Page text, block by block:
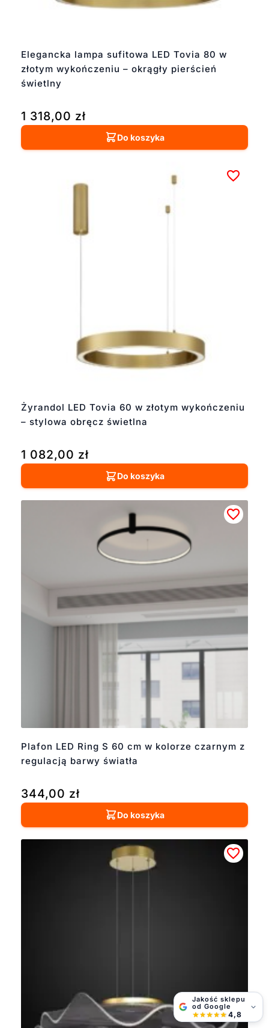
Elegancka lampa sufitowa LED Tovia 80 w
złotym wykończeniu – okrągły pierścień
świetlny
1 318,00 zł
Do koszyka
Żyrandol LED Tovia 60 w złotym wykończeniu
– stylowa obręcz świetlna
1 082,00 zł
Do koszyka
Plafon LED Ring S 60 cm w kolorze czarnym z
regulacją barwy światła
344,00 zł
Do koszyka
Jakość sklepu
od Google
4,8